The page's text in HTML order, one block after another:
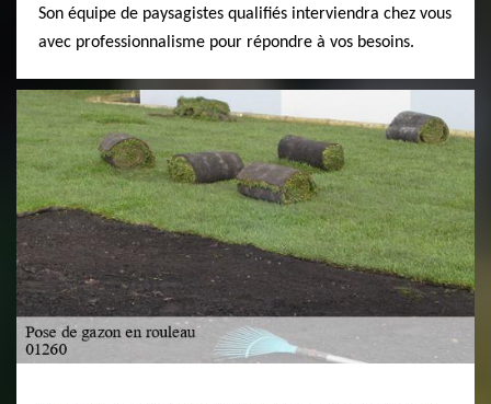
Son équipe de paysagistes qualifiés interviendra chez vous
avec professionnalisme pour répondre à vos besoins.